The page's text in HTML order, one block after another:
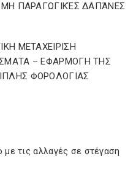
τις αλλαγές σε στέγαση
ΜΗ ΠΑΡΑΓΩΓΙΚΈΣ ΔΑΠΆΝΕΣ
ΜΕΤΑΧΕΙΡΙΣΗ
– ΕΦΑΡΜΟΓΗ ΤΗΣ
ΦΟΡΟΛΟΓΙΑΣ